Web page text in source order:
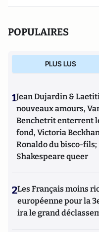
POPULAIRES
PLUS LUS
1Jean Dujardin &
nouveaux amours,
Benchetrit enterrent
fond, Victoria
Ronaldo du bisco-
Shakespeare queer
2Les Français moins
européenne pour la
ira le grand